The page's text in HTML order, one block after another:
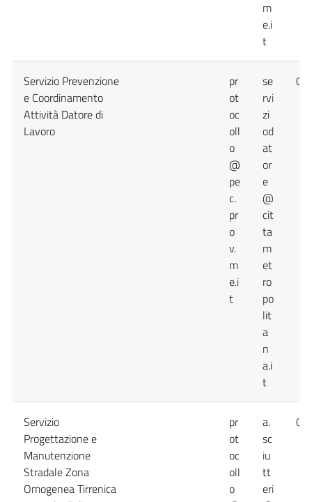
m
e.i
t
Servizio Prevenzione
e Coordinamento
Attività Datore di
Lavoro
pr
ot
oc
oll
o
@
pe
c.
pr
o
v.
m
e.i
t
se
rvi
zi
od
at
or
e
@
cit
ta
m
et
ro
po
lit
a
n
a.i
t
Servizio
Progettazione e
Manutenzione
Stradale Zona
Omogenea Tirrenica
pr
ot
oc
oll
o
a.
sc
iu
tt
eri